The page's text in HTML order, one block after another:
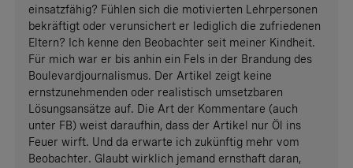
einsatzfähig? Fühlen sich die motivierten Lehrpersonen
bekräftigt oder verunsichert er lediglich die zufriedenen
Eltern? Ich kenne den Beobachter seit meiner Kindheit.
Für mich war er bis anhin ein Fels in der Brandung des
Boulevardjournalismus. Der Artikel zeigt keine
ernstzunehmenden oder realistisch umsetzbaren
Lösungsansätze auf. Die Art der Kommentare (auch
unter FB) weist daraufhin, dass der Artikel nur Öl ins
Feuer wirft. Und da erwarte ich zukünftig mehr vom
Beobachter. Glaubt wirklich jemand ernsthaft daran,